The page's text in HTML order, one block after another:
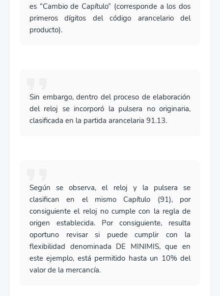
es “Cambio de Capítulo” (corresponde a los dos
primeros dígitos del código arancelario del
producto).
Sin embargo, dentro del proceso de elaboración
del reloj se incorporó la pulsera no originaria,
clasificada en la partida arancelaria 91.13.
Según se observa, el reloj y la pulsera se
clasifican en el mismo Capítulo (91), por
consiguiente el reloj no cumple con la regla de
origen establecida. Por consiguiente, resulta
oportuno revisar si puede cumplir con la
flexibilidad denominada DE MINIMIS, que en
este ejemplo, está permitido hasta un 10% del
valor de la mercancía.